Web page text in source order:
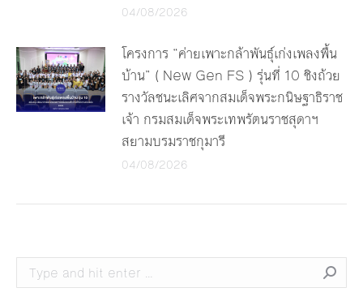
04/08/2026
โครงการ “ค่ายเพาะกล้าพันธุ์เก่งเพลงพื้น
บ้าน” ( New Gen FS ) รุ่นที่ 10 ชิงถ้วย
รางวัลชนะเลิศจากสมเด็จพระกนิษฐาธิราช
เจ้า กรมสมเด็จพระเทพรัตนราชสุดาฯ
สยามบรมราชกุมารี
04/08/2026
Search: